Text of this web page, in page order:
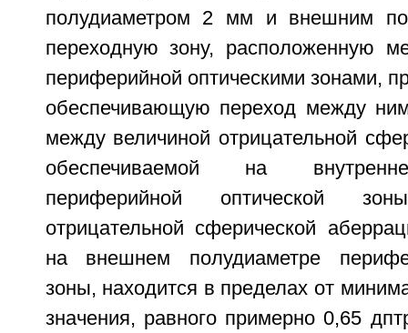
полудиаметром 2 мм и внешним
переходную зону, расположенную
периферийной оптическими зонами,
обеспечивающую переход между
между величиной отрицательной
обеспечиваемой на
периферийной оптической
отрицательной сферической
на внешнем полудиаметре
зоны, находится в пределах от
значения, равного примерно 0,65